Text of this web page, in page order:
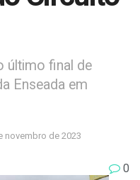
último final de
Enseada em
novembro de 2023
0